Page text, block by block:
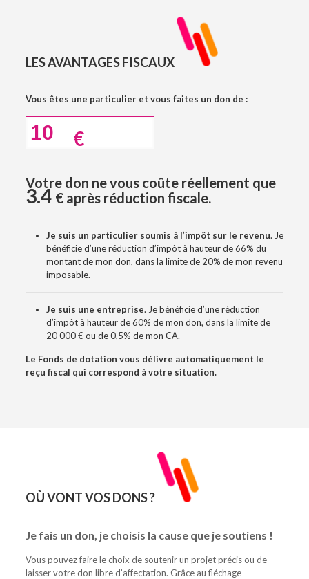
LES AVANTAGES FISCAUX
Vous êtes une particulier et vous faites un don de :
Votre don ne vous coûte réellement que
3.4 € après réduction fiscale.
Je suis un particulier soumis à l’impôt sur le revenu. Je
bénéficie d’une réduction d’impôt à hauteur de 66% du
montant de mon don, dans la limite de 20% de mon revenu
imposable.
Je suis une entreprise. Je bénéficie d’une réduction
d’impôt à hauteur de 60% de mon don, dans la limite de
20 000 € ou de 0,5% de mon CA.
Le Fonds de dotation vous délivre automatiquement le
reçu fiscal qui correspond à votre situation.
OÙ VONT VOS DONS ?
Je fais un don, je choisis la cause que je soutiens !
Vous pouvez faire le choix de soutenir un projet précis ou de
laisser votre don libre d’affectation. Grâce au fléchage